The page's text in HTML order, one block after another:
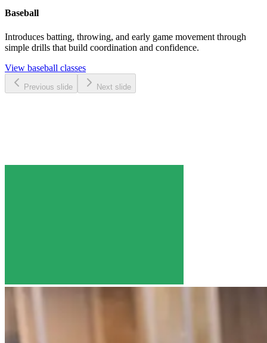
Baseball​​​​‌ ‍ ​‍​‍‌‍ ‌ ​‍‌‍‍‌‌‍‌ ‌‍‍‌‌‍ ‍​‍​‍​ ‍‍​‍​‍‌ ​ ‌‍​‌‌‍ ‍‌‍‍‌‌ ‌​‌ ‍‌​‍ ‍‌‍‍‌‌‍ ​‍​‍​‍ ​​‍​‍‌‍‍​‌ ​‍‌‍‌‌‌‍‌‍​‍​‍​ ‍‍​‍​‍‌‍‍​‌ ‌​‌ ‌​‌ ​​‌ ​ ​ ‍‍​‍ ​‍ ‌‍​ ‌‍‍​‌‍‌‌‌‍ ​‌ ​ ‌‍‌‌‌‍​‌‌ ​​‌‍‍‌‌‍‌‌‌ ​‍‌ ​ ​‍ ‍‌ ​ ‌‍​‌‌‍ ‍‌‍‍‌‌ ‌​‌ ‍‌​‍ ‍‌ ​ ‌ ‌​‌ ‌‌‌‍‌​‌‍‍‌‌‍ ​‍ ‌‍‍‌‌‍ ‍‌ ‌​‌‍‌‌‌‍ ‍‌ ‌​​‍ ‌‍‌‌‌‍‌​‌‍‍‌‌ ‌​​‍ ‌‍ ‌‌‍ ‌‍‌​‌‍‌‌​ ‌‌ ​​‌ ​‍‌‍‌‌‌ ​ ‌‍‌‌‌‍ ‍‌ ‌​‌‍​‌‌ ‌​‌‍‍‌‌‍ ‌‍ ‍​ ‍ ‌‍‍‌‌‍‌​​ ‌​ ‍‌​ ‍‌​ ​​​ ‍‌‌‍‌‌​ ‌‌‌‍‌​​ ‌‌​‍ ‌‌‍‌‍​ ​‍‌‍​‌​ ‍‌​‍ ‌​ ‌​​ ‍​‌‍‌‍‌‍​ ​‍ ‌‌‍​‌​ ‌ ​ ‍​​ ‌‌​‍ ‌‌‍​‍​ ‌‌‌‍‌​​ ‌ ​ ‌ ​ ​‍​ ‌‌​ ‌‍​ ‍​​ ​‌​ ​‌‌‍​‍​ ‍ ‌ ‌​‌ ‍‌‌ ​​‌‍‌‌​ ‌‌ ‌‍‌‍‌‌‌‍ ‍‌ ‌‌‌‍‌‌‌‌​ ‌‍ ​‌ ‌‌‌‍‌ ‌‌​​‌‍​‌‌‍‌ ‌‍‌‌​ ‍ ‌ ​​‌‍​‌‌ ‌​‌‍‍​​ ‌‌ ​​‌‍​‌‌‍‌ ‌‍‌‌‌​​‍‌ ‌‌‌‍‍‌‌‍ ​‌‍‌​‌‍‌‌‌ ​‍​‍‌‌​ ‌‌‌​​‍‌‌ ‌‍‍ ‌‍‌‌‌ ‍‌​‍‌‌​ ​ ‌​‌​​‍‌‌​ ​ ‌​‌​​‍‌‌​ ​‍​ ​‍​ ​​​ ‌‌‌‍​ ​ ‍‌​ ‌ ​ ​​​ ‍‌​ ‌ ​ ‌‍​ ​‍​ ​‍​ ​‌​‍‌‌​ ​‍​ ​‍​‍‌‌​ ‌‌‌​‌​​‍ ‍‌ ‌​‌‍​‌‌‍​‍‌ ​ ​‍‌‌​ ‌‌‌​​‍‌‌ ‌‍‍ ‌‍‌‌‌ ‍‌​‍‌‌​ ​ ‌​‌​​‍‌‌​ ​ ‌​‌​​‍‌‌​ ​‍​ ​‍‌‍‌‌‌‍‌​​ ‌‍‌‍‌​​ ​​​ ​‌​ ‌‌​ ​‍‌‍​‍​ ‌ ‌‍‌‌​ ​‌​‍‌‌​ ​‍​ ​‍​‍‌‌​ ‌‌‌​‌​​‍ ‍‌‍​ ‌‍ ‌‍ ‍‌ ‌​‌‍‌‌‌‍ ‍‌ ‌​​‍‌‌​ ‌‌‌​​‍‌‌ ‌‍‍ ‌‍‌‌‌ ‍‌​‍‌‌​ ​ ‌​‌​​‍‌‌​ ​ ‌​‌​​‍‌‌​ ​‍​ ​‍​ ​ ‌‍​ ‌‍​‌​ ‍‌​ ​‌‌‍​‌‌‍​ ​ ​​​ ​‍​ ‍​​ ‌‍‌‍‌​​ ‌ ​ ​ ​ ‌‌​ ‌ ​ ​ ​ ‌​‌‍​ ​ ​‍​ ​‍‌‍‌​​ ‌​‌‍‌‌​ ‍‌‌‍‌‌​ ​‍​ ‌​‌‍​‌​ ​‍​ ​‍‌‍‌‌​‍‌‌​ ​‍​ ​‍​‍‌‌​ ‌‌‌​‌​​‍ ‍‌ ‌​‌‍‍‌‌ ‌​‌‍ ​‌‍‌‌​ ‌‍​‍‌‍​‌‌ ​ ‌‍‌‌‌‌‌‌‌ ​‍‌‍ ​​ ‌‌‍‍​‌ ‌​‌ ‌​‌ ​​‌ ​ ​‍‌‌​ ​ ‌​​‌​‍‌‌​ ​‍‌​‌‍​‍‌‌​ ​‍‌​‌‍‌‍​ ‌‍‍​‌‍‌‌‌‍ ​‌ ​ ‌‍‌‌‌‍​‌‌ ​​‌‍‍‌‌‍‌‌‌ ​‍‌ ​ ​‍ ‍‌ ​ ‌‍​‌‌‍ ‍‌‍‍‌‌ ‌​‌ ‍‌​‍ ‍‌ ​ ‌ ‌​‌ ‌‌‌‍‌​‌‍‍‌‌‍ ​‍‌‍‌‍‍‌‌‍‌​​ ‌​ ‍‌​ ‍‌​ ​​​ ‍‌‌‍‌‌​ ‌‌‌‍‌​​ ‌‌​‍ ‌‌‍‌‍​ ​‍‌‍​‌​ ‍‌​‍ ‌​ ‌​​ ‍​‌‍‌‍‌‍​ ​‍ ‌‌‍​‌​ ‌ ​ ‍​​ ‌‌​‍ ‌‌‍​‍​ ‌‌‌‍‌​​ ‌ ​ ‌ ​ ​‍​ ‌‌​ ‌‍​ ‍​​ ​‌​ ​‌‌‍​‍​‍‌‍‌ ‌​‌ ‍‌‌ ​​‌‍‌‌​ ‌‌ ‌‍‌‍‌‌‌‍ ‍‌ ‌‌‌‍‌‌‌‌​ ‌‍ ​‌ ‌‌‌‍‌ ‌‌​​‌‍​‌‌‍‌ ‌‍‌‌​‍‌‍‌ ​​‌‍​‌‌ ‌​‌‍‍​​ ‌‌ ​​‌‍​‌‌‍‌ ‌‍‌‌‌​​‍‌ ‌‌‌‍‍‌‌‍ ​‌‍‌​‌‍‌‌‌ ​‍​‍‌‌​ ‌‌‌​​‍‌‌ ‌‍‍ ‌‍‌‌‌ ‍‌​‍‌‌​ ​ ‌​‌​​‍‌‌​ ​ ‌​‌​​‍‌‌​ ​‍​ ​‍​ ​​​ ‌‌‌‍​ ​ ‍‌​ ‌ ​ ​​​ ‍‌​ ‌ ​ ‌‍​ ​‍​ ​‍​ ​‌​‍‌‌​ ​‍​ ​‍​‍‌‌​ ‌‌‌​‌​​‍ ‍‌ ‌​‌‍​‌‌‍​‍‌ ​ ​‍‌‌​ ‌‌‌​​‍‌‌ ‌‍‍ ‌‍‌‌‌ ‍‌​‍‌‌​ ​ ‌​‌​​‍‌‌​ ​ ‌​‌​​‍‌‌​ ​‍​ ​‍‌‍‌‌‌‍‌​​ ‌‍‌‍‌​​ ​​​ ​‌​ ‌‌​ ​‍‌‍​‍​ ‌ ‌‍‌‌​ ​‌​‍‌‌​ ​‍​ ​‍​‍‌‌​ ‌‌‌​‌​​‍ ‍‌‍​ ‌‍ ‌‍ ‍‌ ‌​‌‍‌‌‌‍ ‍‌ ‌​​‍‌‌​ ‌‌‌​​‍‌‌ ‌‍‍ ‌‍‌‌‌ ‍‌​‍‌‌​ ​ ‌​‌​​‍‌‌​ ​ ‌​‌​​‍‌‌​ ​‍​ ​‍​ ​ ‌‍​ ‌‍​‌​ ‍‌​ ​‌‌‍​‌‌‍​ ​ ​​​ ​‍​ ‍​​ ‌‍‌‍‌​​ ‌ ​ ​ ​ ‌‌​ ‌ ​ ​ ​ ‌​‌‍​ ​ ​‍​ ​‍‌‍‌​​ ‌​‌‍‌‌​ ‍‌‌‍‌‌​ ​‍​ ‌​‌‍​‌​ ​‍​ ​‍‌‍‌‌​‍‌‌​ ​‍​ ​‍​‍‌‌​ ‌‌‌​‌​​‍ ‍‌ ‌​‌‍‍‌‌ ‌​‌‍ ​‌‍‌‌​‍‌‍‌ ​​‌‍‌‌‌ ​‍‌ ​ ‌ ​​‌‍‌‌‌‍​ ‌ ‌​‌‍‍‌‌ ‌‍‌‍‌‌​ ‌‌ ​​‌ ‌‌‌‍​‍‌‍ ​‌‍‍‌‌ ​ ‌‍‍​‌‍‌‌‌‍‌​​‍​‍‌ ‌
Introduces batting, throwing, and early game movement through
simple drills that build coordination and confidence.​​​​‌ ‍ ​‍​‍‌‍ ‌ ​‍‌‍‍‌‌‍‌ ‌‍‍‌‌‍ ‍​‍​‍​ ‍‍​‍​‍‌ ​ ‌‍​‌‌‍ ‍‌‍‍‌‌ ‌​‌ ‍‌​‍ ‍‌‍‍‌‌‍ ​‍​‍​‍ ​​‍​‍‌‍‍​‌ ​‍‌‍‌‌‌‍‌‍​‍​‍​ ‍‍​‍​‍‌‍‍​‌ ‌​‌ ‌​‌ ​​‌ ​ ​ ‍‍​‍ ​‍ ‌‍​ ‌‍‍​‌‍‌‌‌‍ ​‌ ​ ‌‍‌‌‌‍​‌‌ ​​‌‍‍‌‌‍‌‌‌ ​‍‌ ​ ​‍ ‍‌ ​ ‌‍​‌‌‍ ‍‌‍‍‌‌ ‌​‌ ‍‌​‍ ‍‌ ​ ‌ ‌​‌ ‌‌‌‍‌​‌‍‍‌‌‍ ​‍ ‌‍‍‌‌‍ ‍‌ ‌​‌‍‌‌‌‍ ‍‌ ‌​​‍ ‌‍‌‌‌‍‌​‌‍‍‌‌ ‌​​‍ ‌‍ ‌‌‍ ‌‍‌​‌‍‌‌​ ‌‌ ​​‌ ​‍‌‍‌‌‌ ​ ‌‍‌‌‌‍ ‍‌ ‌​‌‍​‌‌ ‌​‌‍‍‌‌‍ ‌‍ ‍​ ‍ ‌‍‍‌‌‍‌​​ ‌​ ‍‌​ ‍‌​ ​​​ ‍‌‌‍‌‌​ ‌‌‌‍‌​​ ‌‌​‍ ‌‌‍‌‍​ ​‍‌‍​‌​ ‍‌​‍ ‌​ ‌​​ ‍​‌‍‌‍‌‍​ ​‍ ‌‌‍​‌​ ‌ ​ ‍​​ ‌‌​‍ ‌‌‍​‍​ ‌‌‌‍‌​​ ‌ ​ ‌ ​ ​‍​ ‌‌​ ‌‍​ ‍​​ ​‌​ ​‌‌‍​‍​ ‍ ‌ ‌​‌ ‍‌‌ ​​‌‍‌‌​ ‌‌ ‌‍‌‍‌‌‌‍ ‍‌ ‌‌‌‍‌‌‌‌​ ‌‍ ​‌ ‌‌‌‍‌ ‌‌​​‌‍​‌‌‍‌ ‌‍‌‌​ ‍ ‌ ​​‌‍​‌‌ ‌​‌‍‍​​ ‌‌ ​​‌‍​‌‌‍‌ ‌‍‌‌‌​​‍‌ ‌‌‌‍‍‌‌‍ ​‌‍‌​‌‍‌‌‌ ​‍​‍‌‌​ ‌‌‌​​‍‌‌ ‌‍‍ ‌‍‌‌‌ ‍‌​‍‌‌​ ​ ‌​‌​​‍‌‌​ ​ ‌​‌​​‍‌‌​ ​‍​ ​‍​ ​​​ ‌‌‌‍​ ​ ‍‌​ ‌ ​ ​​​ ‍‌​ ‌ ​ ‌‍​ ​‍​ ​‍​ ​‌​‍‌‌​ ​‍​ ​‍​‍‌‌​ ‌‌‌​‌​​‍ ‍‌ ‌​‌‍​‌‌‍​‍‌ ​ ​‍‌‌​ ‌‌‌​​‍‌‌ ‌‍‍ ‌‍‌‌‌ ‍‌​‍‌‌​ ​ ‌​‌​​‍‌‌​ ​ ‌​‌​​‍‌‌​ ​‍​ ​‍‌‍‌‌‌‍‌​​ ‌‍‌‍‌​​ ​​​ ​‌​ ‌‌​ ​‍‌‍​‍​ ‌ ‌‍‌‌​ ​‌​‍‌‌​ ​‍​ ​‍​‍‌‌​ ‌‌‌​‌​​‍ ‍‌‍​ ‌‍ ‌‍ ‍‌ ‌​‌‍‌‌‌‍ ‍‌ ‌​​‍‌‌​ ‌‌‌​​‍‌‌ ‌‍‍ ‌‍‌‌‌ ‍‌​‍‌‌​ ​ ‌​‌​​‍‌‌​ ​ ‌​‌​​‍‌‌​ ​‍​ ​‍​ ​ ‌‍​ ‌‍​‌​ ‍‌​ ​‌‌‍​‌‌‍​ ​ ​​​ ​‍​ ‍​​ ‌‍‌‍‌​​ ‌ ​ ​ ​ ‌‌​ ‌ ​ ​ ​ ‌​‌‍​ ​ ​‍​ ​‍‌‍‌​​ ‌​‌‍‌‌​ ‍‌‌‍‌‌​ ​‍​ ‌​‌‍​‌​ ​‍​ ​‍‌‍‌‌​‍‌‌​ ​‍​ ​‍​‍‌‌​ ‌‌‌​‌​​‍ ‍‌ ​‍‌‍‍‌‌‍​ ‌‍‍​‌‌‌​‌‍‌‌‌ ‍​‌ ‌​​‍‌‌​ ‌‌‌​​‍‌‌ ‌‍‍ ‌‍‌‌‌ ‍‌​‍‌‌​ ​ ‌​‌​​‍‌‌​ ​ ‌​‌​​‍‌‌​ ​‍​ ​‍​ ​‍‌‍​‍‌‍‌‍​ ​‌​ ​​‌‍​‍​ ​‌‌‍​ ​ ​ ‌‍‌‍​ ​‌​ ‍‌​‍‌‌​ ​‍​ ​‍​‍‌‌​ ‌‌‌​‌​​‍ ‍‌‍​ ‌‍‍​‌‍‍‌‌‍ ​‌‍‌​‌ ​‍‌‍‌‌‌‍ ‍​‍‌‌​ ‌‌‌​​‍‌‌ ‌‍‍ ‌‍‌‌‌ ‍‌​‍‌‌​ ​ ‌​‌​​‍‌‌​ ​ ‌​‌​​‍‌‌​ ​‍​ ​‍​ ​ ​ ‌‍‌‍‌​​ ​‍‌‍​ ​ ‍​‌‍‌​‌‍​ ‌‍‌‍​ ​ ​ ‌​​ ‌ ​‍‌‌​ ​‍​ ​‍​‍‌‌​ ‌‌‌​‌​​‍ ‍‌ ‌​‌‍‌‌‌ ‍​‌ ‌​​ ‌‍​‍‌‍​‌‌ ​ ‌‍‌‌‌‌‌‌‌ ​‍‌‍ ​​ ‌‌‍‍​‌ ‌​‌ ‌​‌ ​​‌ ​ ​‍‌‌​ ​ ‌​​‌​‍‌‌​ ​‍‌​‌‍​‍‌‌​ ​‍‌​‌‍‌‍​ ‌‍‍​‌‍‌‌‌‍ ​‌ ​ ‌‍‌‌‌‍​‌‌ ​​‌‍‍‌‌‍‌‌‌ ​‍‌ ​ ​‍ ‍‌ ​ ‌‍​‌‌‍ ‍‌‍‍‌‌ ‌​‌ ‍‌​‍ ‍‌ ​ ‌ ‌​‌ ‌‌‌‍‌​‌‍‍‌‌‍ ​‍‌‍‌‍‍‌‌‍‌​​ ‌​ ‍‌​ ‍‌​ ​​​ ‍‌‌‍‌‌​ ‌‌‌‍‌​​ ‌‌​‍ ‌‌‍‌‍​ ​‍‌‍​‌​ ‍‌​‍ ‌​ ‌​​ ‍​‌‍‌‍‌‍​ ​‍ ‌‌‍​‌​ ‌ ​ ‍​​ ‌‌​‍ ‌‌‍​‍​ ‌‌‌‍‌​​ ‌ ​ ‌ ​ ​‍​ ‌‌​ ‌‍​ ‍​​ ​‌​ ​‌‌‍​‍​‍‌‍‌ ‌​‌ ‍‌‌ ​​‌‍‌‌​ ‌‌ ‌‍‌‍‌‌‌‍ ‍‌ ‌‌‌‍‌‌‌‌​ ‌‍ ​‌ ‌‌‌‍‌ ‌‌​​‌‍​‌‌‍‌ ‌‍‌‌​‍‌‍‌ ​​‌‍​‌‌ ‌​‌‍‍​​ ‌‌ ​​‌‍​‌‌‍‌ ‌‍‌‌‌​​‍‌ ‌‌‌‍‍‌‌‍ ​‌‍‌​‌‍‌‌‌ ​‍​‍‌‌​ ‌‌‌​​‍‌‌ ‌‍‍ ‌‍‌‌‌ ‍‌​‍‌‌​ ​ ‌​‌​​‍‌‌​ ​ ‌​‌​​‍‌‌​ ​‍​ ​‍​ ​​​ ‌‌‌‍​ ​ ‍‌​ ‌ ​ ​​​ ‍‌​ ‌ ​ ‌‍​ ​‍​ ​‍​ ​‌​‍‌‌​ ​‍​ ​‍​‍‌‌​ ‌‌‌​‌​​‍ ‍‌ ‌​‌‍​‌‌‍​‍‌ ​ ​‍‌‌​ ‌‌‌​​‍‌‌ ‌‍‍ ‌‍‌‌‌ ‍‌​‍‌‌​ ​ ‌​‌​​‍‌‌​ ​ ‌​‌​​‍‌‌​ ​‍​ ​‍‌‍‌‌‌‍‌​​ ‌‍‌‍‌​​ ​​​ ​‌​ ‌‌​ ​‍‌‍​‍​ ‌ ‌‍‌‌​ ​‌​‍‌‌​ ​‍​ ​‍​‍‌‌​ ‌‌‌​‌​​‍ ‍‌‍​ ‌‍ ‌‍ ‍‌ ‌​‌‍‌‌‌‍ ‍‌ ‌​​‍‌‌​ ‌‌‌​​‍‌‌ ‌‍‍ ‌‍‌‌‌ ‍‌​‍‌‌​ ​ ‌​‌​​‍‌‌​ ​ ‌​‌​​‍‌‌​ ​‍​ ​‍​ ​ ‌‍​ ‌‍​‌​ ‍‌​ ​‌‌‍​‌‌‍​ ​ ​​​ ​‍​ ‍​​ ‌‍‌‍‌​​ ‌ ​ ​ ​ ‌‌​ ‌ ​ ​ ​ ‌​‌‍​ ​ ​‍​ ​‍‌‍‌​​ ‌​‌‍‌‌​ ‍‌‌‍‌‌​ ​‍​ ‌​‌‍​‌​ ​‍​ ​‍‌‍‌‌​‍‌‌​ ​‍​ ​‍​‍‌‌​ ‌‌‌​‌​​‍ ‍‌ ​‍‌‍‍‌‌‍​ ‌‍‍​‌‌‌​‌‍‌‌‌ ‍​‌ ‌​​‍‌‌​ ‌‌‌​​‍‌‌ ‌‍‍ ‌‍‌‌‌ ‍‌​‍‌‌​ ​ ‌​‌​​‍‌‌​ ​ ‌​‌​​‍‌‌​ ​‍​ ​‍​ ​‍‌‍​‍‌‍‌‍​ ​‌​ ​​‌‍​‍​ ​‌‌‍​ ​ ​ ‌‍‌‍​ ​‌​ ‍‌​‍‌‌​ ​‍​ ​‍​‍‌‌​ ‌‌‌​‌​​‍ ‍‌‍​ ‌‍‍​‌‍‍‌‌‍ ​‌‍‌​‌ ​‍‌‍‌‌‌‍ ‍​‍‌‌​ ‌‌‌​​‍‌‌ ‌‍‍ ‌‍‌‌‌ ‍‌​‍‌‌​ ​ ‌​‌​​‍‌‌​ ​ ‌​‌​​‍‌‌​ ​‍​ ​‍​ ​ ​ ‌‍‌‍‌​​ ​‍‌‍​ ​ ‍​‌‍‌​‌‍​ ‌‍‌‍​ ​ ​ ‌​​ ‌ ​‍‌‌​ ​‍​ ​‍​‍‌‌​ ‌‌‌​‌​​‍ ‍‌ ‌​‌‍‌‌‌ ‍​‌ ‌​​‍‌‍‌ ​​‌‍‌‌‌ ​‍‌ ​ ‌ ​​‌‍‌‌‌‍​ ‌ ‌​‌‍‍‌‌ ‌‍‌‍‌‌​ ‌‌ ​​‌ ‌‌‌‍​‍‌‍ ​‌‍‍‌‌ ​ ‌‍‍​‌‍‌‌‌‍‌​​‍​‍‌ ‌
View baseball classes​​​​‌ ‍ ​‍​‍‌‍ ‌ ​‍‌‍‍‌‌‍‌ ‌‍‍‌‌‍ ‍​‍​‍​ ‍‍​‍​‍‌ ​ ‌‍​‌‌‍ ‍‌‍‍‌‌ ‌​‌ ‍‌​‍ ‍‌‍‍‌‌‍ ​‍​‍​‍ ​​‍​‍‌‍‍​‌ ​‍‌‍‌‌‌‍‌‍​‍​‍​ ‍‍​‍​‍‌‍‍​‌ ‌​‌ ‌​‌ ​​‌ ​ ​ ‍‍​‍ ​‍ ‌‍​ ‌‍‍​‌‍‌‌‌‍ ​‌ ​ ‌‍‌‌‌‍​‌‌ ​​‌‍‍‌‌‍‌‌‌ ​‍‌ ​ ​‍ ‍‌ ​ ‌‍​‌‌‍ ‍‌‍‍‌‌ ‌​‌ ‍‌​‍ ‍‌ ​ ‌ ‌​‌ ‌‌‌‍‌​‌‍‍‌‌‍ ​‍ ‌‍‍‌‌‍ ‍‌ ‌​‌‍‌‌‌‍ ‍‌ ‌​​‍ ‌‍‌‌‌‍‌​‌‍‍‌‌ ‌​​‍ ‌‍ ‌‌‍ ‌‍‌​‌‍‌‌​ ‌‌ ​​‌ ​‍‌‍‌‌‌ ​ ‌‍‌‌‌‍ ‍‌ ‌​‌‍​‌‌ ‌​‌‍‍‌‌‍ ‌‍ ‍​ ‍ ‌‍‍‌‌‍‌​​ ‌​ ‍‌​ ‍‌​ ​​​ ‍‌‌‍‌‌​ ‌‌‌‍‌​​ ‌‌​‍ ‌‌‍‌‍​ ​‍‌‍​‌​ ‍‌​‍ ‌​ ‌​​ ‍​‌‍‌‍‌‍​ ​‍ ‌‌‍​‌​ ‌ ​ ‍​​ ‌‌​‍ ‌‌‍​‍​ ‌‌‌‍‌​​ ‌ ​ ‌ ​ ​‍​ ‌‌​ ‌‍​ ‍​​ ​‌​ ​‌‌‍​‍​ ‍ ‌ ‌​‌ ‍‌‌ ​​‌‍‌‌​ ‌‌ ‌‍‌‍‌‌‌‍ ‍‌ ‌‌‌‍‌‌‌‌​ ‌‍ ​‌ ‌‌‌‍‌ ‌‌​​‌‍​‌‌‍‌ ‌‍‌‌​ ‍ ‌ ​​‌‍​‌‌ ‌​‌‍‍​​ ‌‌ ​​‌‍​‌‌‍‌ ‌‍‌‌‌​​‍‌ ‌‌‌‍‍‌‌‍ ​‌‍‌​‌‍‌‌‌ ​‍​‍‌‌​ ‌‌‌​​‍‌‌ ‌‍‍ ‌‍‌‌‌ ‍‌​‍‌‌​ ​ ‌​‌​​‍‌‌​ ​ ‌​‌​​‍‌‌​ ​‍​ ​‍​ ​​​ ‌‌‌‍​ ​ ‍‌​ ‌ ​ ​​​ ‍‌​ ‌ ​ ‌‍​ ​‍​ ​‍​ ​‌​‍‌‌​ ​‍​ ​‍​‍‌‌​ ‌‌‌​‌​​‍ ‍‌ ‌​‌‍​‌‌‍​‍‌ ​ ​‍‌‌​ ‌‌‌​​‍‌‌ ‌‍‍ ‌‍‌‌‌ ‍‌​‍‌‌​ ​ ‌​‌​​‍‌‌​ ​ ‌​‌​​‍‌‌​ ​‍​ ​‍‌‍‌‌‌‍‌​​ ‌‍‌‍‌​​ ​​​ ​‌​ ‌‌​ ​‍‌‍​‍​ ‌ ‌‍‌‌​ ​‌​‍‌‌​ ​‍​ ​‍​‍‌‌​ ‌‌‌​‌​​‍ ‍‌‍​ ‌‍ ‌‍ ‍‌ ‌​‌‍‌‌‌‍ ‍‌ ‌​​‍‌‌​ ‌‌‌​​‍‌‌ ‌‍‍ ‌‍‌‌‌ ‍‌​‍‌‌​ ​ ‌​‌​​‍‌‌​ ​ ‌​‌​​‍‌‌​ ​‍​ ​‍​ ​ ‌‍​ ‌‍​‌​ ‍‌​ ​‌‌‍​‌‌‍​ ​ ​​​ ​‍​ ‍​​ ‌‍‌‍‌​​ ‌ ​ ​ ​ ‌‌​ ‌ ​ ​ ​ ‌​‌‍​ ​ ​‍​ ​‍‌‍‌​​ ‌​‌‍‌‌​ ‍‌‌‍‌‌​ ​‍​ ‌​‌‍​‌​ ​‍​ ​‍‌‍‌‌​‍‌‌​ ​‍​ ​‍​‍‌‌​ ‌‌‌​‌​​‍ ‍‌‍​‍‌ ‌‌‌ ‌​‌ ‌​‌‍ ‌‍ ‍‌ ​ ​‍‌‌​ ‌‌‌​​‍‌‌ ‌‍‍ ‌‍‌‌‌ ‍‌​‍‌‌​ ​ ‌​‌​​‍‌‌​ ​ ‌​‌​​‍‌‌​ ​‍​ ​‍​ ‍​​ ‌​​ ​‌‌‍‌‌​ ‌​​ ​ ​ ‌ ‌‍​‌​ ​​‌‍‌​​ ‍​​ ‌​​‍‌‌​ ​‍​ ​‍​‍‌‌​ ‌‌‌​‌​​‍ ‍‌ ‌​‌‍‌‌‌ ‍​‌ ‌​​ ‌‍​‍‌‍​‌‌ ​ ‌‍‌‌‌‌‌‌‌ ​‍‌‍ ​​ ‌‌‍‍​‌ ‌​‌ ‌​‌ ​​‌ ​ ​‍‌‌​ ​ ‌​​‌​‍‌‌​ ​‍‌​‌‍​‍‌‌​ ​‍‌​‌‍‌‍​ ‌‍‍​‌‍‌‌‌‍ ​‌ ​ ‌‍‌‌‌‍​‌‌ ​​‌‍‍‌‌‍‌‌‌ ​‍‌ ​ ​‍ ‍‌ ​ ‌‍​‌‌‍ ‍‌‍‍‌‌ ‌​‌ ‍‌​‍ ‍‌ ​ ‌ ‌​‌ ‌‌‌‍‌​‌‍‍‌‌‍ ​‍‌‍‌‍‍‌‌‍‌​​ ‌​ ‍‌​ ‍‌​ ​​​ ‍‌‌‍‌‌​ ‌‌‌‍‌​​ ‌‌​‍ ‌‌‍‌‍​ ​‍‌‍​‌​ ‍‌​‍ ‌​ ‌​​ ‍​‌‍‌‍‌‍​ ​‍ ‌‌‍​‌​ ‌ ​ ‍​​ ‌‌​‍ ‌‌‍​‍​ ‌‌‌‍‌​​ ‌ ​ ‌ ​ ​‍​ ‌‌​ ‌‍​ ‍​​ ​‌​ ​‌‌‍​‍​‍‌‍‌ ‌​‌ ‍‌‌ ​​‌‍‌‌​ ‌‌ ‌‍‌‍‌‌‌‍ ‍‌ ‌‌‌‍‌‌‌‌​ ‌‍ ​‌ ‌‌‌‍‌ ‌‌​​‌‍​‌‌‍‌ ‌‍‌‌​‍‌‍‌ ​​‌‍​‌‌ ‌​‌‍‍​​ ‌‌ ​​‌‍​‌‌‍‌ ‌‍‌‌‌​​‍‌ ‌‌‌‍‍‌‌‍ ​‌‍‌​‌‍‌‌‌ ​‍​‍‌‌​ ‌‌‌​​‍‌‌ ‌‍‍ ‌‍‌‌‌ ‍‌​‍‌‌​ ​ ‌​‌​​‍‌‌​ ​ ‌​‌​​‍‌‌​ ​‍​ ​‍​ ​​​ ‌‌‌‍​ ​ ‍‌​ ‌ ​ ​​​ ‍‌​ ‌ ​ ‌‍​ ​‍​ ​‍​ ​‌​‍‌‌​ ​‍​ ​‍​‍‌‌​ ‌‌‌​‌​​‍ ‍‌ ‌​‌‍​‌‌‍​‍‌ ​ ​‍‌‌​ ‌‌‌​​‍‌‌ ‌‍‍ ‌‍‌‌‌ ‍‌​‍‌‌​ ​ ‌​‌​​‍‌‌​ ​ ‌​‌​​‍‌‌​ ​‍​ ​‍‌‍‌‌‌‍‌​​ ‌‍‌‍‌​​ ​​​ ​‌​ ‌‌​ ​‍‌‍​‍​ ‌ ‌‍‌‌​ ​‌​‍‌‌​ ​‍​ ​‍​‍‌‌​ ‌‌‌​‌​​‍ ‍‌‍​ ‌‍ ‌‍ ‍‌ ‌​‌‍‌‌‌‍ ‍‌ ‌​​‍‌‌​ ‌‌‌​​‍‌‌ ‌‍‍ ‌‍‌‌‌ ‍‌​‍‌‌​ ​ ‌​‌​​‍‌‌​ ​ ‌​‌​​‍‌‌​ ​‍​ ​‍​ ​ ‌‍​ ‌‍​‌​ ‍‌​ ​‌‌‍​‌‌‍​ ​ ​​​ ​‍​ ‍​​ ‌‍‌‍‌​​ ‌ ​ ​ ​ ‌‌​ ‌ ​ ​ ​ ‌​‌‍​ ​ ​‍​ ​‍‌‍‌​​ ‌​‌‍‌‌​ ‍‌‌‍‌‌​ ​‍​ ‌​‌‍​‌​ ​‍​ ​‍‌‍‌‌​‍‌‌​ ​‍​ ​‍​‍‌‌​ ‌‌‌​‌​​‍ ‍‌‍​‍‌ ‌‌‌ ‌​‌ ‌​‌‍ ‌‍ ‍‌ ​ ​‍‌‌​ ‌‌‌​​‍‌‌ ‌‍‍ ‌‍‌‌‌ ‍‌​‍‌‌​ ​ ‌​‌​​‍‌‌​ ​ ‌​‌​​‍‌‌​ ​‍​ ​‍​ ‍​​ ‌​​ ​‌‌‍‌‌​ ‌​​ ​ ​ ‌ ‌‍​‌​ ​​‌‍‌​​ ‍​​ ‌​​‍‌‌​ ​‍​ ​‍​‍‌‌​ ‌‌‌​‌​​‍ ‍‌ ‌​‌‍‌‌‌ ‍​‌ ‌​​‍‌‍‌ ​​‌‍‌‌‌ ​‍‌ ​ ‌ ​​‌‍‌‌‌‍​ ‌ ‌​‌‍‍‌‌ ‌‍‌‍‌‌​ ‌‌ ​​‌ ‌‌‌‍​‍‌‍ ​‌‍‍‌‌ ​ ‌‍‍​‌‍‌‌‌‍‌​​‍​‍‌ ‌
Previous slide Next slide